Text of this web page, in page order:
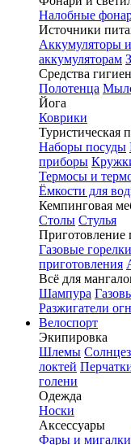
Налобные
Источники
Аккумуляторы
аккумуляторам
Средства
Полотенца
Йога
Коврики
Туристическая
Наборы посуды
приборы
Термосы и
Ёмкости для
Кемпинговая
Столы Стулья
Газовые горелки
приготовления
Всё для
Шампура
Разжигатели
Велоспорт
Экипировка
Шлемы
локтей
голени
Одежда
Носки
Аксессуары
Фары и мигалки